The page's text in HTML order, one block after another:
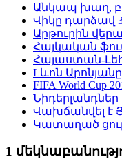
Անկապ խաղ,
Վիկը դարձավ
Արթուրին
Հայկական
Հայաստան-
Lևոն
FIFA World Cup
Վախճանվել է
Կատաղած
1